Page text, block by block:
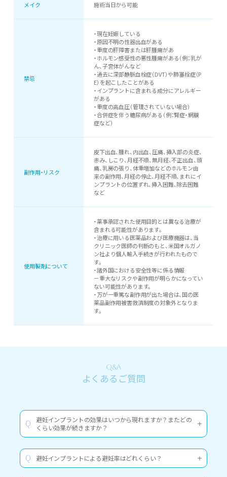
メイク 施術当日から可能
禁忌
・現在妊娠している
・原因不明の性器出血がある
・重度の肝障害または肝腫瘍があ
・ホルモン感受性の悪性腫瘍がある（例：乳が
ん、子宮体がんなど
・過去に深部静脈血栓症（DVT）や肺塞栓症（P
E）を起こしたことがある
・インプラントに含まれる成分にアレルギー
がある
・重度の高血圧（管理されていない場合）
・合併症を伴う糖尿病がある（例：腎症・網膜
症など）
副作用・リスク
皮下出血、腫れ、内出血、圧痛、挿入部の炎症、
赤み、しこり、月経不順、無月経、不正出血、頭
痛、乳房の張り、体重増加などのホルモン由
来の副作用、月経の停止、月経不順、まれにイ
ンプラントの位置ずれ、挿入困難、除去困難
など
使用製剤について
・薬事承認された使用目的とは異なる治療が
含まれる可能性があります。
・治療に用いる医薬品および医療機器は、当
クリニック医師の判断のもと、米国オルガノ
ン社より個人輸入手続きが行われたもので
す。
・諸外国における安全性等に係る情報
－重大なリスクや副作用が明らかになってい
ない可能性があります。
・万が一重篤な副作用が出た場合は、国の医
薬品副作用被害救済制度の対象外となりま
す。
Q&A
よくあるご質問
Q
避妊インプラントの効果はいつから現れますか？またどの
くらい効果が続きますか？
Q 避妊インプラントによる避妊率はどれくらい？